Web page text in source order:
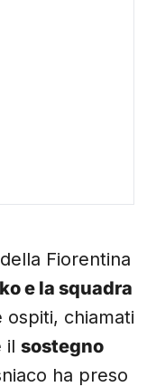
Fiorentina
e la squadra
ospiti, chiamati
il sostegno
ha preso